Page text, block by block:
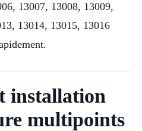
13007, 13008, 13009,
13014, 13015, 13016
installation
multipoints